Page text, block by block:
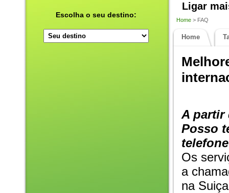
Escolha o seu destino:
Ligar
Home > FAQ
Home
A partir
Posso
Os
a
na